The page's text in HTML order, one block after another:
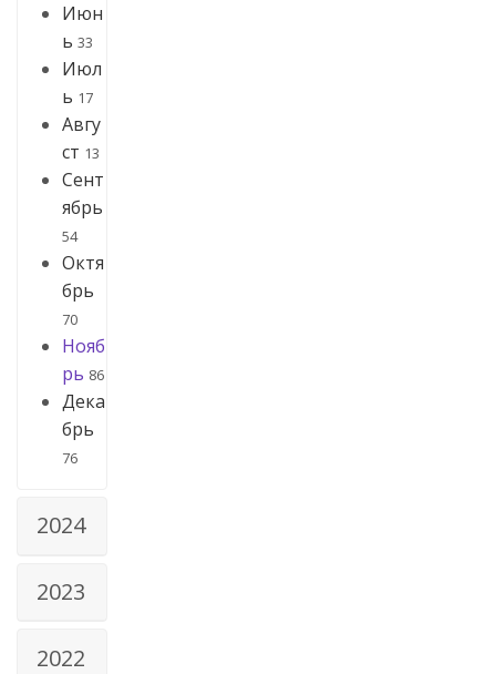
Июн
ь 33
Июл
ь 17
Авгу
ст 13
Сент
ябрь
54
Октя
брь
70
Нояб
рь 86
Дека
брь
76
2024
2023
2022